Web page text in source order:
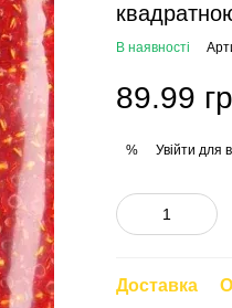
В наявності
89.99
% Увійти для
Доставка